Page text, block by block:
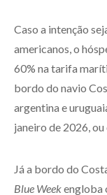
Caso a intenção
americanos, o
60% na tarifa
bordo do navio
argentina e
janeiro de 2026, ou
Já a bordo do
Blue Weekengloba